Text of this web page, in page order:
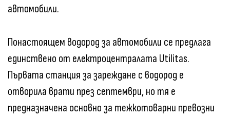
автомобили.
Понастоящем водород за автомобили се предлага
единствено от електроцентралата Utilitas.
Първата станция за зареждане с водород е
отворила врати през септември, но тя е
предназначена основно за тежкотоварни превозни